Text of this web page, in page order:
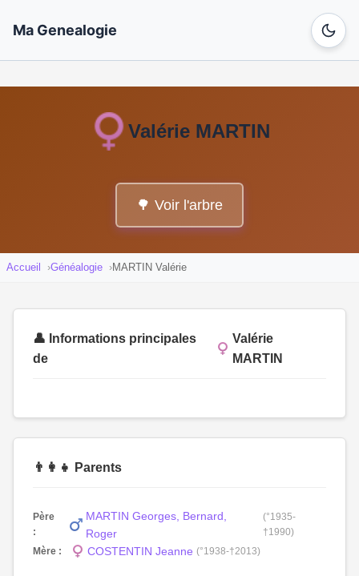
Ma Genealogie
Valérie MARTIN
🌳 Voir l'arbre
Accueil Généalogie MARTIN Valérie
👤 Informations principales
de
Valérie
MARTIN
👨‍👩‍👧 Parents
Père
:
MARTIN Georges, Bernard,
Roger
(°1935-
†1990)
Mère :
COSTENTIN Jeanne (°1938-†2013)